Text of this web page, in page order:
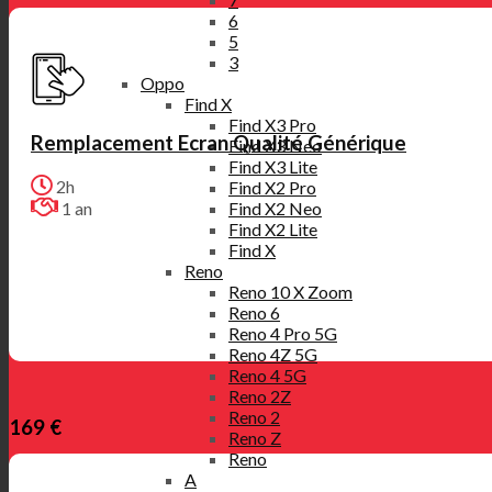
6
5
3
Oppo
Find X
Find X3 Pro
Find X3 Neo
Find X3 Lite
Find X2 Pro
Find X2 Neo
Find X2 Lite
Find X
Reno
Reno 10 X Zoom
Reno 6
Reno 4 Pro 5G
Reno 4Z 5G
Reno 4 5G
Reno 2Z
Reno 2
Reno Z
Reno
A
Remplacement Ecran Qualité Générique
2h
1 an
169 €